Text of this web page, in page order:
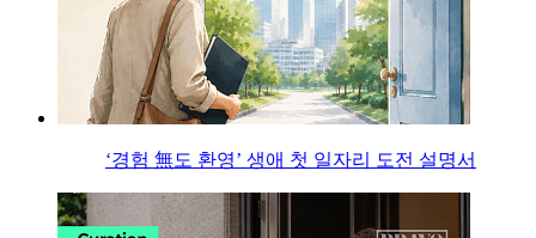
‘경험 無도 환영’ 생애 첫 일자리 도전 설명서